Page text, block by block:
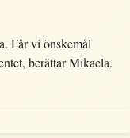
Får vi önskemål
berättar Mikaela.